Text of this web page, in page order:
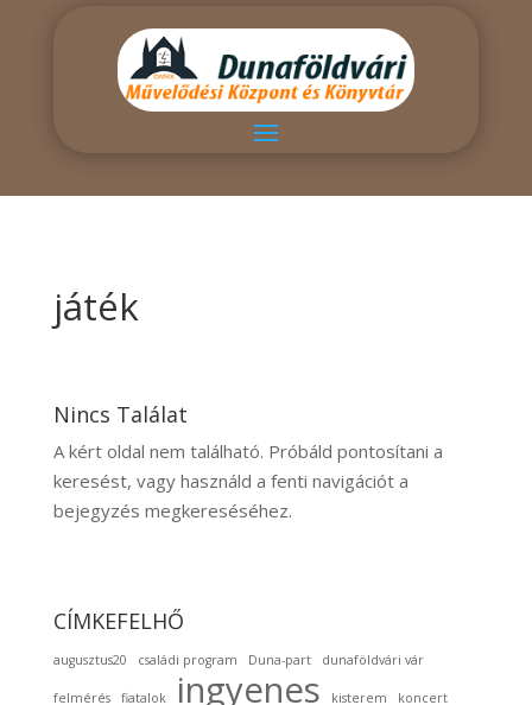
játék
Nincs Találat
A kért oldal nem található. Próbáld pontosítani a
keresést, vagy használd a fenti navigációt a
bejegyzés megkereséséhez.
CÍMKEFELHŐ
augusztus20 családi program Duna-part dunaföldvári vár
felmérés fiatalok ingyenes kisterem koncert